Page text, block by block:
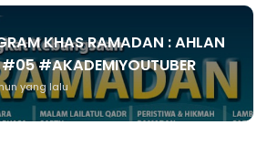
KHAS RAMADAN : AHLAN
#AKADEMIYOUTUBER
yang lalu